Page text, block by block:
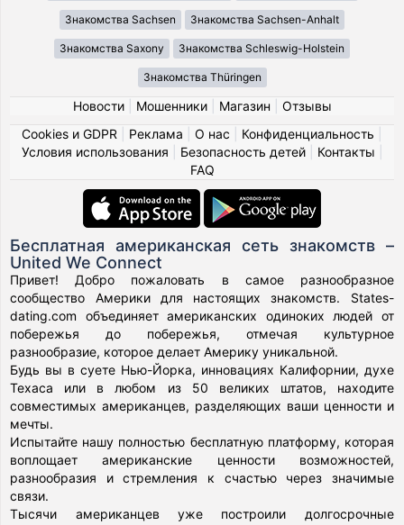
Знакомства Sachsen Знакомства Sachsen-Anhalt
Знакомства Saxony Знакомства Schleswig-Holstein
Знакомства Thüringen
Новости| Мошенники| Магазин
Отзывы
Cookies и GDPR
Реклама О нас Конфиденциальность
Условия использования
Безопасность детей| Контакты
FAQ
Бесплатная американская сеть знакомств –
United We Connect
Привет! Добро пожаловать в самое разнообразное
сообщество Америки для настоящих знакомств. States-
dating.com объединяет американских одиноких людей от
побережья до побережья, отмечая культурное
разнообразие, которое делает Америку уникальной.
Будь вы в суете Нью-Йорка, инновациях Калифорнии, духе
Техаса или в любом из 50 великих штатов, находите
совместимых американцев, разделяющих ваши ценности и
мечты.
Испытайте нашу полностью бесплатную платформу, которая
воплощает американские ценности возможностей,
разнообразия и стремления к счастью через значимые
связи.
Тысячи американцев уже построили долгосрочные